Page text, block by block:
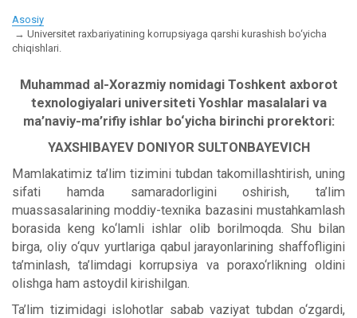
Asosiy
Universitet raxbariyatining korrupsiyaga qarshi kurashish bo‘yicha
chiqishlari.
Muhammad al-Xorazmiy nomidagi Toshkent axborot
texnologiyalari universiteti Yoshlar masalalari va
ma’naviy-ma’rifiy ishlar bo‘yicha birinchi prorektori:
YAXSHIBAYEV DONIYOR SULTONBAYEVICH
Mamlakatimiz ta’lim tizimini tubdan takomillashtirish, uning
sifati hamda samaradorligini oshirish, ta’lim
muassasalarining moddiy-texnika bazasini mustahkamlash
borasida keng ko‘lamli ishlar olib borilmoqda. Shu bilan
birga, oliy o‘quv yurtlariga qabul jarayonlarining shaffofligini
ta’minlash, ta’limdagi korrupsiya va poraxo‘rlikning oldini
olishga ham astoydil kirishilgan.
Ta’lim tizimidagi islohotlar sabab vaziyat tubdan o‘zgardi,